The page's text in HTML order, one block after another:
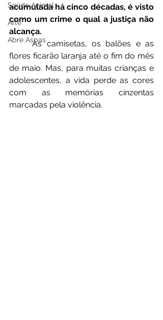
Saúde Animal
Arte
Abre Aspas
acumulada há cinco décadas, é visto
como um crime o qual a justiça não
alcança.
	As camisetas, os balões e as
flores ficarão laranja até o fim do mês
de maio. Mas, para muitas crianças e
adolescentes, a vida perde as cores
com as memórias cinzentas
marcadas pela violência.